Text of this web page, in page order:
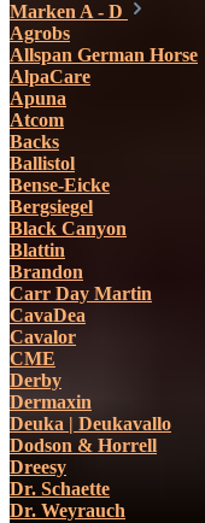
Marken A - D
Agrobs
Allspan German Horse
AlpaCare
Apuna
Atcom
Backs
Ballistol
Bense-Eicke
Bergsiegel
Black Canyon
Blattin
Brandon
Carr Day Martin
CavaDea
Cavalor
CME
Derby
Dermaxin
Deuka | Deukavallo
Dodson & Horrell
Dreesy
Dr. Schaette
Dr. Weyrauch